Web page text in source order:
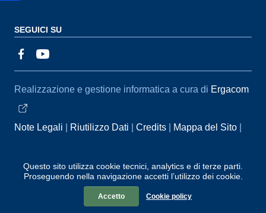
Questo sito utilizza cookie tecnici, analytics e di terze parti.
Proseguendo nella navigazione accetti l’utilizzo dei cookie.
Accetto Cookie policy
SEGUICI SU
Sezione Link Utili
Realizzazione e gestione informatica a cura di Ergacom
Note Legali Riutilizzo Dati Credits
Mappa del Sito
Segnalazioni
Statistiche accessi
Dichiarazione di
Accessibilità